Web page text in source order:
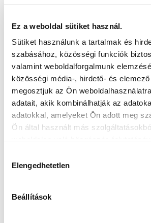
Ez a weboldal sütiket használ.
Sütiket használunk a tartalmak és
szabásához, közösségi funkciók
valamint weboldalforgalmunk
közösségi média-, hirdető- és
megosztjuk az Ön
adatait, akik kombinálhatják az
adatokkal, amelyeket Ön adott meg
Ön által használt más
kiválasztása
Elengedhetetlen
Beállítások
2017-08-13 21:05:33